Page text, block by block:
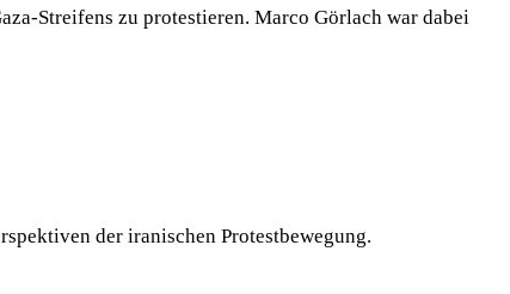
Streifens zu protestieren. Marco Görlach war dabei
der iranischen Protestbewegung.